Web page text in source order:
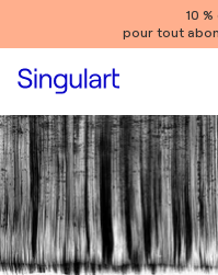
10
pour tout